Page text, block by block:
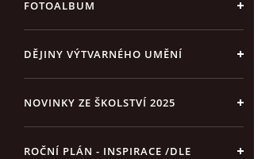
FOTOALBUM
DĚJINY VÝTVARNÉHO UMĚNÍ
NOVINKY ZE ŠKOLSTVÍ 2025
ROČNÍ PLÁN - INSPIRACE /DLE